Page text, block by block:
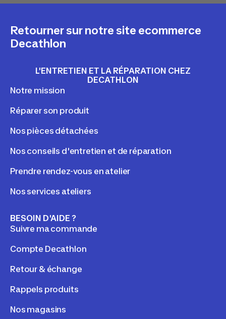
Retourner sur notre site ecommerce
Decathlon
L'ENTRETIEN ET LA RÉPARATION CHEZ
DECATHLON
Notre mission
Réparer son produit
Nos pièces détachées
Nos conseils d'entretien et de réparation
Prendre rendez-vous en atelier
Nos services ateliers
BESOIN D'AIDE ?
Suivre ma commande
Compte Decathlon
Retour & échange
Rappels produits
Nos magasins